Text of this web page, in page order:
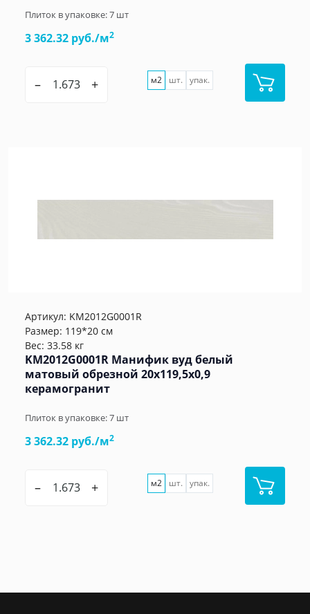
Плиток в упаковке:7 шт
3 362.32 руб./м2
– + м2 шт. упак.
Артикул: KM2012G0001R
Размер: 119*20 см
Вес: 33.58 кг
KM2012G0001R Манифик вуд белый
матовый обрезной 20x119,5x0,9
керамогранит
Плиток в упаковке:7 шт
3 362.32 руб./м2
– + м2 шт. упак.